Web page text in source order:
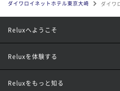
ダイワロイネットホテル東京大崎
ダイワ
Reluxへようこそ
Reluxを体験する
Reluxをもっと知る